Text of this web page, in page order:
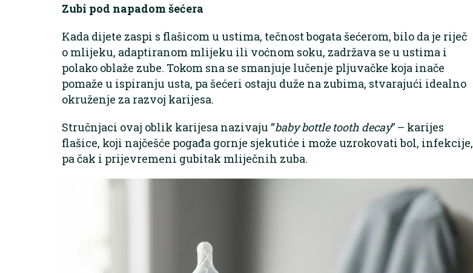
Zubi pod napadom šećera
Kada dijete zaspi s flašicom u ustima, tečnost bogata šećerom, bilo da je riječ
o mlijeku, adaptiranom mlijeku ili voćnom soku, zadržava se u ustima i
polako oblaže zube. Tokom sna se smanjuje lučenje pljuvačke koja inače
pomaže u ispiranju usta, pa šećeri ostaju duže na zubima, stvarajući idealno
okruženje za razvoj karijesa.
Stručnjaci ovaj oblik karijesa nazivaju “baby bottle tooth decay” – karijes
flašice, koji najčešće pogađa gornje sjekutiće i može uzrokovati bol, infekcije,
pa čak i prijevremeni gubitak mliječnih zuba.